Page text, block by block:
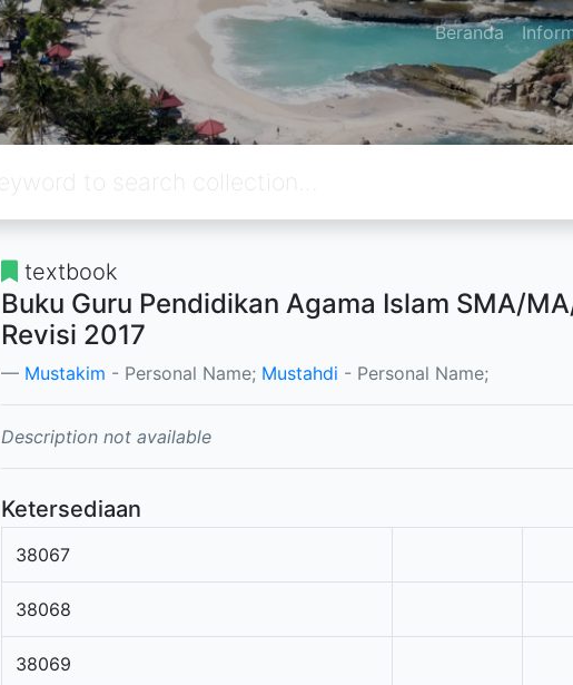
Beranda
textbook
Buku Guru Pendidikan Agama Islam SMA/
Revisi 2017
Mustakim - Personal Name; Mustahdi - Personal Name;
Description not available
Ketersediaan
38067
38068
38069